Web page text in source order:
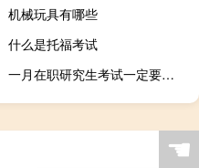
机械玩具有哪些
什么是托福考试
一月在职研究生考试一定要定向委培吗
☚